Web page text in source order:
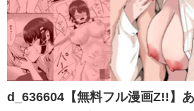
d_636604【無料フル漫画Z!!】